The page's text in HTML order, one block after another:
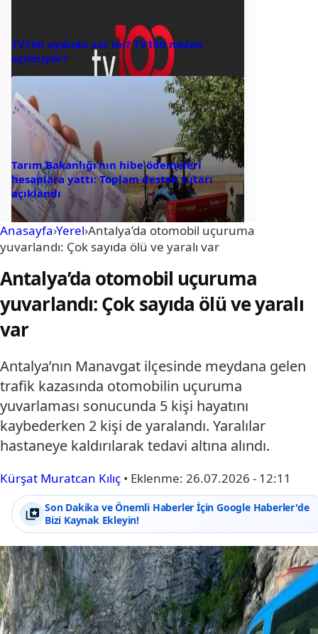
TV100 uyduda var mı? TV100 neden
açılmıyor?
Tarım Bakanlığı’nın hibe ödemeleri
hesaplara yattı: Toplam destek tutarı
açıklandı
Anasayfa›Yerel›Antalya’da otomobil uçuruma
yuvarlandı: Çok sayıda ölü ve yaralı var
Antalya’da otomobil uçuruma
yuvarlandı: Çok sayıda ölü ve yaralı
var
Antalya’nın Manavgat ilçesinde meydana gelen
trafik kazasında otomobilin uçuruma
yuvarlaması sonucunda 5 kişi hayatını
kaybederken 2 kişi de yaralandı. Yaralılar
hastaneye kaldırılarak tedavi altına alındı.
Kürşat Muratcan Kılıç • Eklenme: 26.07.2026 - 12:11
Son Dakika ve Önemli Haberler İçin Google Haberler'de
Bizi Kaynak Ekleyin!